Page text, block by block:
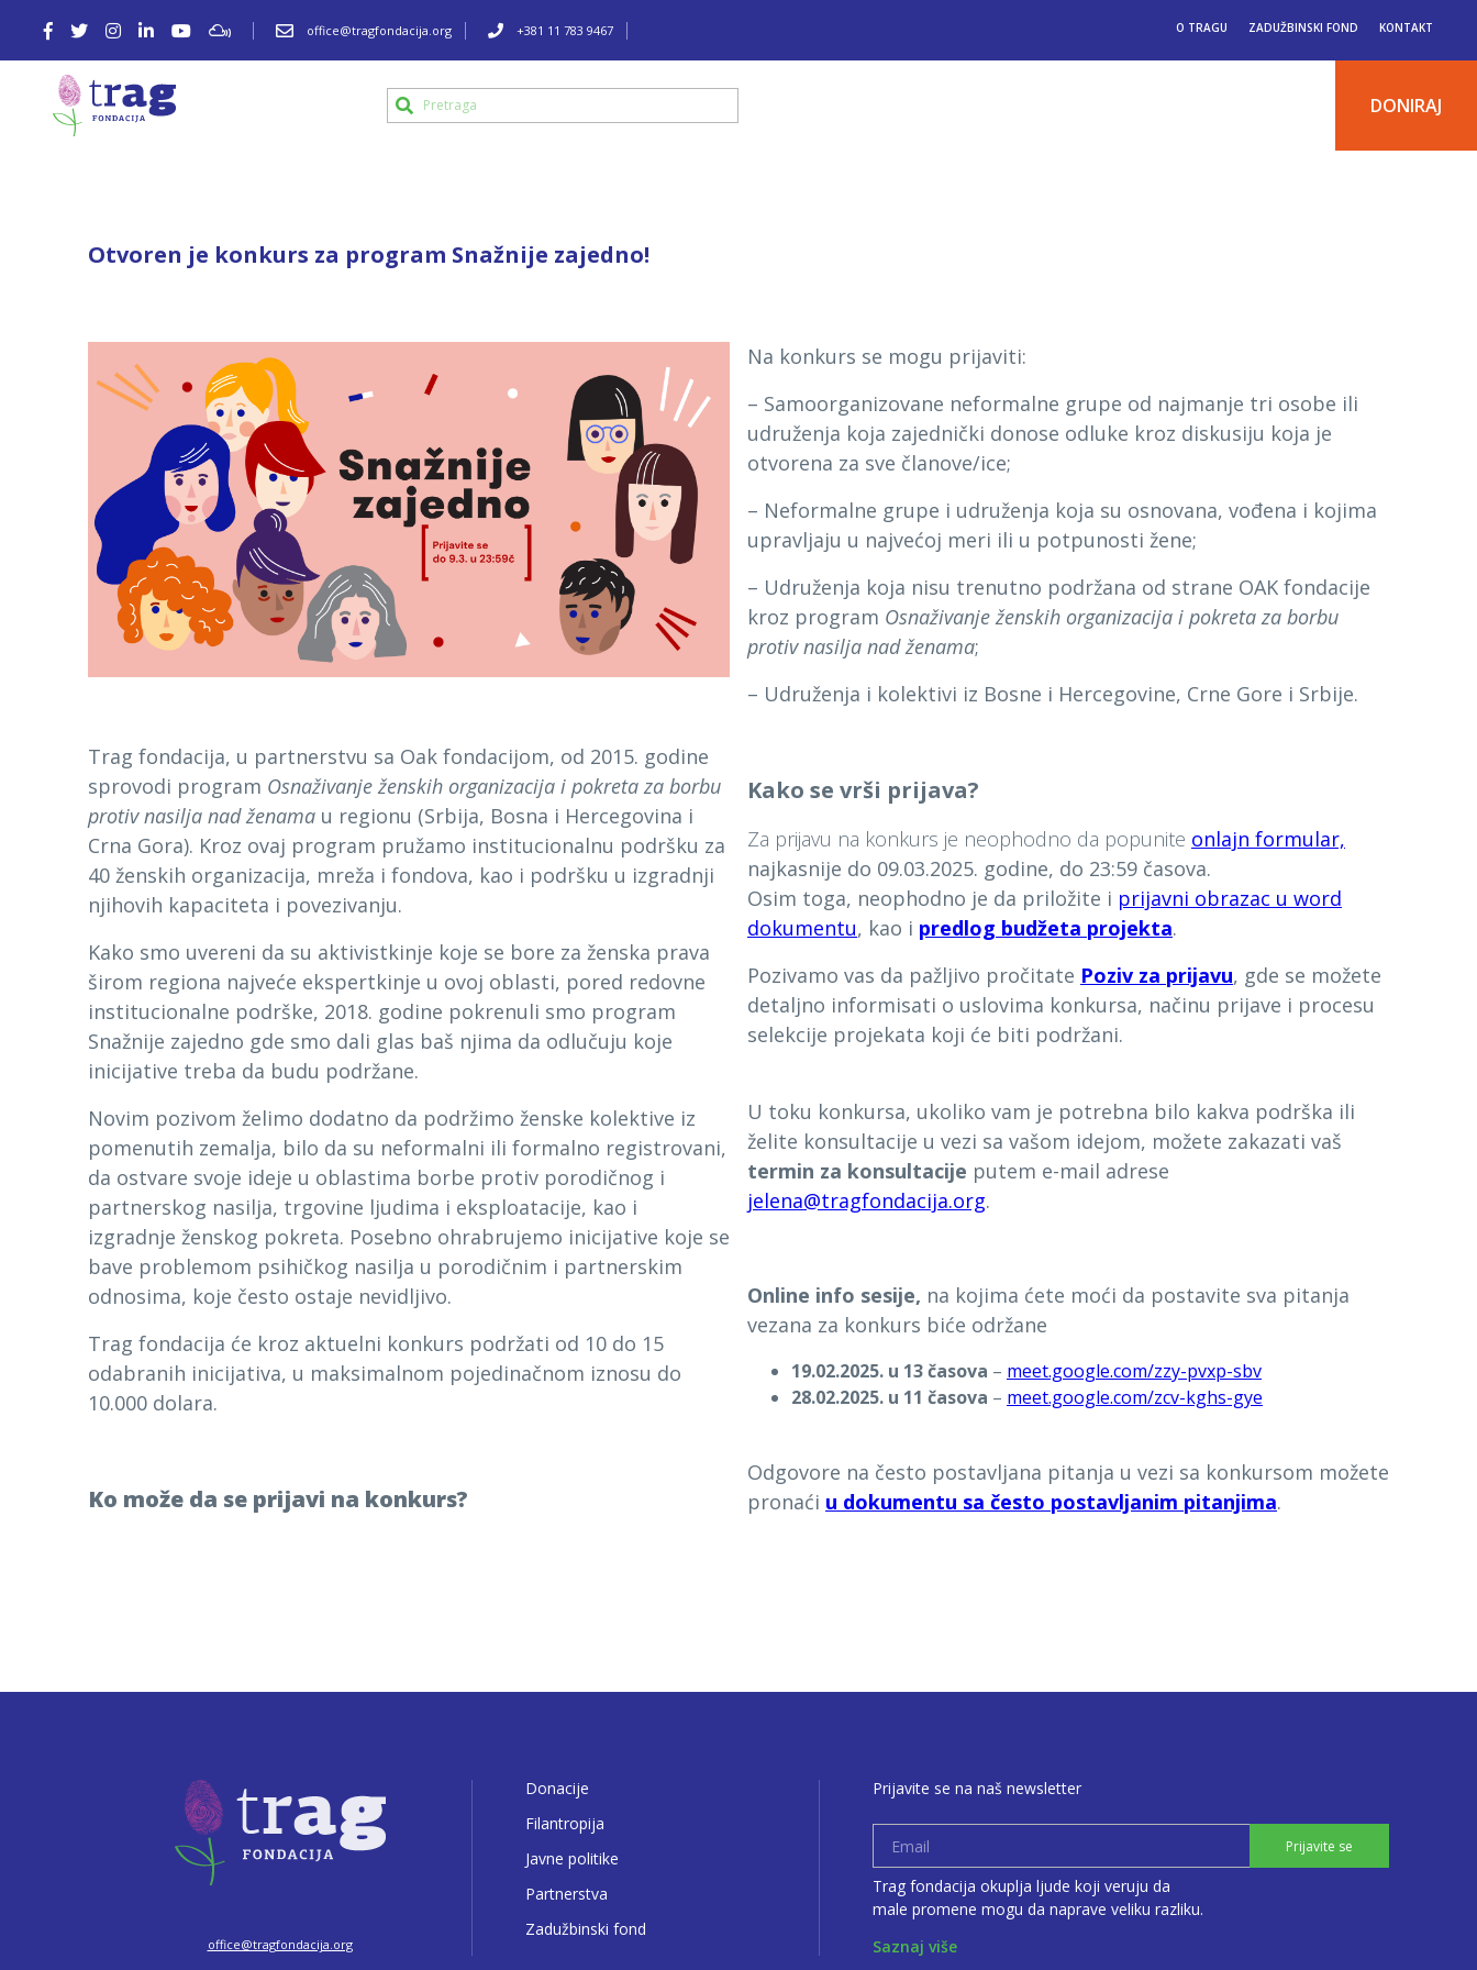
office@tragfondacija.org +381 11 783 9467 O TRAGU ZADUŽBINSKI FOND KONTAKT
DONIRAJ
Otvoren je konkurs za program Snažnije zajedno!
Trag fondacija, u partnerstvu sa Oak fondacijom, od 2015. godine
sprovodi program Osnaživanje ženskih organizacija i pokreta za borbu
protiv nasilja nad ženama u regionu (Srbija, Bosna i Hercegovina i
Crna Gora). Kroz ovaj program pružamo institucionalnu podršku za
40 ženskih organizacija, mreža i fondova, kao i podršku u izgradnji
njihovih kapaciteta i povezivanju.
Kako smo uvereni da su aktivistkinje koje se bore za ženska prava
širom regiona najveće ekspertkinje u ovoj oblasti, pored redovne
institucionalne podrške, 2018. godine pokrenuli smo program
Snažnije zajedno gde smo dali glas baš njima da odlučuju koje
inicijative treba da budu podržane.
Novim pozivom želimo dodatno da podržimo ženske kolektive iz
pomenutih zemalja, bilo da su neformalni ili formalno registrovani,
da ostvare svoje ideje u oblastima borbe protiv porodičnog i
partnerskog nasilja, trgovine ljudima i eksploatacije, kao i
izgradnje ženskog pokreta. Posebno ohrabrujemo inicijative koje se
bave problemom psihičkog nasilja u porodičnim i partnerskim
odnosima, koje često ostaje nevidljivo.
Trag fondacija će kroz aktuelni konkurs podržati od 10 do 15
odabranih inicijativa, u maksimalnom pojedinačnom iznosu do
10.000 dolara.
Ko može da se prijavi na konkurs?
Na konkurs se mogu prijaviti:
– Samoorganizovane neformalne grupe od najmanje tri osobe ili
udruženja koja zajednički donose odluke kroz diskusiju koja je
otvorena za sve članove/ice;
– Neformalne grupe i udruženja koja su osnovana, vođena i kojima
upravljaju u najvećoj meri ili u potpunosti žene;
– Udruženja koja nisu trenutno podržana od strane OAK fondacije
kroz program Osnaživanje ženskih organizacija i pokreta za borbu
protiv nasilja nad ženama;
– Udruženja i kolektivi iz Bosne i Hercegovine, Crne Gore i Srbije.
Kako se vrši prijava?
Za prijavu na konkurs je neophodno da popunite onlajn formular,
najkasnije do 09.03.2025. godine, do 23:59 časova.
Osim toga, neophodno je da priložite i prijavni obrazac u word
dokumentu, kao i predlog budžeta projekta.
Pozivamo vas da pažljivo pročitate Poziv za prijavu, gde se možete
detaljno informisati o uslovima konkursa, načinu prijave i procesu
selekcije projekata koji će biti podržani.
U toku konkursa, ukoliko vam je potrebna bilo kakva podrška ili
želite konsultacije u vezi sa vašom idejom, možete zakazati vaš
termin za konsultacije putem e-mail adrese
jelena@tragfondacija.org.
Online info sesije, na kojima ćete moći da postavite sva pitanja
vezana za konkurs biće održane
19.02.2025. u 13 časova – meet.google.com/zzy-pvxp-sbv
28.02.2025. u 11 časova – meet.google.com/zcv-kghs-gye
Odgovore na često postavljana pitanja u vezi sa konkursom možete
pronaći u dokumentu sa često postavljanim pitanjima.
office@tragfondacija.org
Donacije
Filantropija
Javne politike
Partnerstva
Zadužbinski fond
Prijavite se na naš newsletter
Prijavite se
Trag fondacija okuplja ljude koji veruju da
male promene mogu da naprave veliku razliku.
Saznaj više